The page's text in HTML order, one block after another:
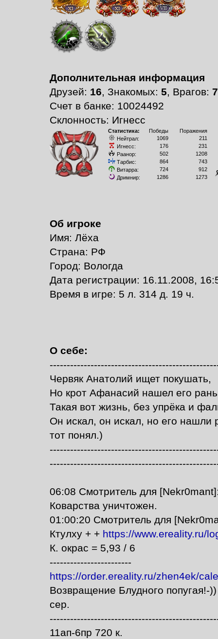
Дополнительная информация
Друзей: 16, Знакомых: 5, Врагов: 7
Счет в банке: 10024492
Склонность: Игнесс
Статистика: Победы
Поражения
Нейтрал:
1069
211
Игнесс:
176
231
Раанор:
502
1208
Тарбис:
864
743
Витарра:
724
912
Дримнир:
1286 1273
Об игроке
Имя: Лёха
Страна: РФ
Город: Вологда
Дата регистрации: 16.11.2008,
Время в игре: 5 л. 314 д. 19 ч.
О себе:
Червяк Анатолий ищет покушать,
Но крот Афанасий нашел его
Такая вот жизнь, без упрёка и
Он искал, он искал, но его
тот понял.)
06:08 Смотритель для
Коварства уничтожен.
01:00:20 Смотритель для
Ктулху + + https://www.ereality.ru/
К. окрас = 5,93 / 6
------------------------
https://order.ereality.ru/zhen4ek/
Возвращение Блудного попугая!-
сер.
11ап-6пр 720 к.